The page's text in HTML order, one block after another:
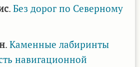
. Без дорог по Северному
. Каменные лабиринты
навигационной